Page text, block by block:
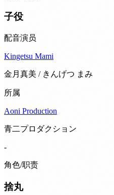
子役
配音演员
Kingetsu Mami
金月真美 / きんげつ まみ
所属
Aoni Production
青二プロダクション
-
角色/职责
捨丸